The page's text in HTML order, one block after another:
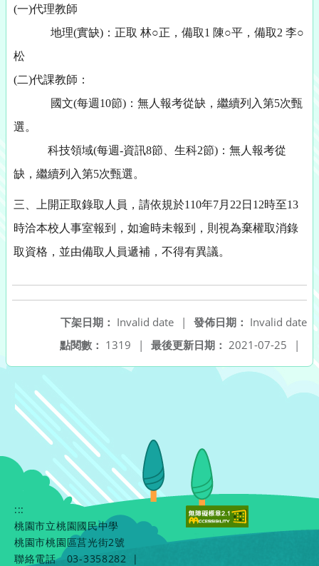
(一)代理教師
地理(實缺)：正取 林○正，備取1 陳○平，備取2 李○
松
(二)代課教師：
國文(每週10節)：無人報考從缺，繼續列入第5次甄
選。
科技領域(每週-資訊8節、生科2節)：無人報考從
缺，繼續列入第5次甄選。
三、上開正取錄取人員，請依規於110年7月22日12時至13
時洽本校人事室報到，如逾時未報到，則視為棄權取消錄
取資格，並由備取人員遞補，不得有異議。
發佈日期： Invalid date
下架日期： Invalid date
|
最後更新日期： 2021-07-25 |
點閱數： 1319 |
:::
桃園市立桃園國民中學
桃園市桃園區莒光街2號
聯絡電話
03-3358282
|